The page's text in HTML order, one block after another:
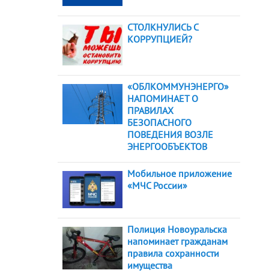
СТОЛКНУЛИСЬ С
КОРРУПЦИЕЙ?
«ОБЛКОММУНЭНЕРГО»
НАПОМИНАЕТ О
ПРАВИЛАХ
БЕЗОПАСНОГО
ПОВЕДЕНИЯ ВОЗЛЕ
ЭНЕРГООБЪЕКТОВ
Мобильное приложение
«МЧС России»
Полиция Новоуральска
напоминает гражданам
правила сохранности
имущества